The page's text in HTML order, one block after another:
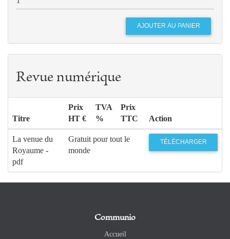
Revue numérique
Titre
Prix
HT €
TVA
%
Prix
TTC
Action
La venue du
Royaume -
pdf
Gratuit pour tout le
monde
TÉLÉCHARGER
Communio
Accueil